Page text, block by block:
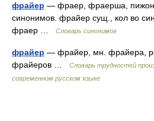
фрайер — фраер, фраерша, пижон
синонимов. фрайер сущ., кол во
фраер …
Словарь синонимов
фрайер — фрайер, мн. фрайера,
фрайеров …
Словарь трудностей
современном русском языке